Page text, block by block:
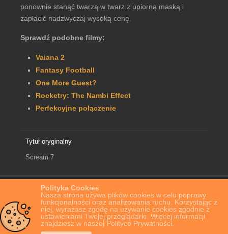
Polityka Cookies
Nasza strona używa plików cookies w celu poprawy
funkcjonalności oraz analizowania ruchu. Korzystając z
niej, wyrażasz zgodę na używanie cookies zgodnie z
ustawieniami Twojej przeglądarki. Więcej informacji
znajdziesz w naszej Polityce Prywatności.
ponownie stanąć twarzą w twarz z upiorną maską i
zapłacić nadzwyczaj wysoką cenę.
Sprawdź podobne filmy:
Vaiana 2
Fantasy Football
One More Guest?
Rocketry: The Nambi Effect
Perfekcyjne połączenie
Tytuł oryginalny
Scream 7
Film Online Krzyk 7